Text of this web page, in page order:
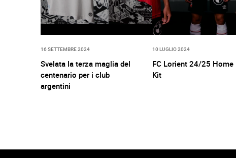
16 SETTEMBRE 2024
Svelata la terza maglia del
centenario per i club
argentini
10 LUGLIO 2024
FC Lorient 24/25 Home
Kit